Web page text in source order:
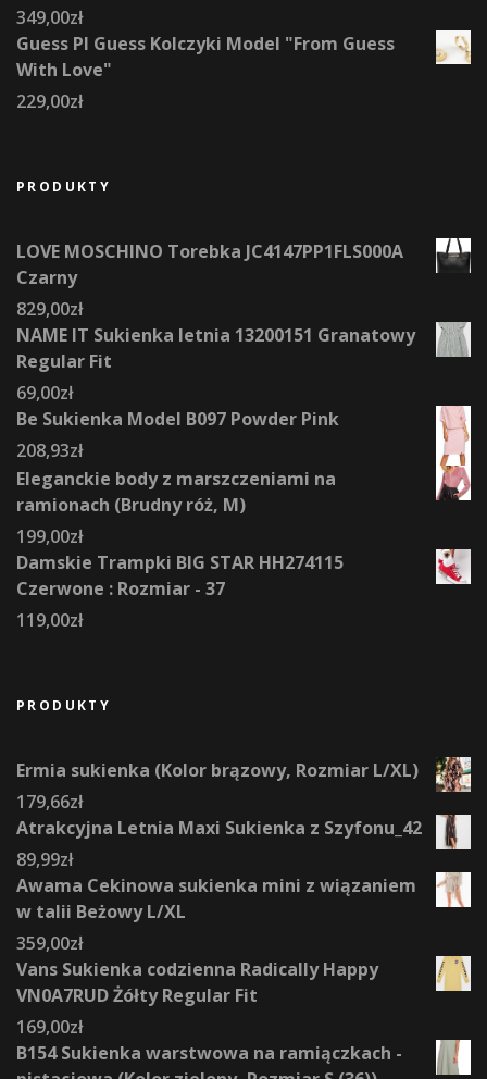
349,00zł
Guess Pl Guess Kolczyki Model "From Guess
With Love"
229,00zł
PRODUKTY
LOVE MOSCHINO Torebka JC4147PP1FLS000A
Czarny
829,00zł
NAME IT Sukienka letnia 13200151 Granatowy
Regular Fit
69,00zł
Be Sukienka Model B097 Powder Pink
208,93zł
Eleganckie body z marszczeniami na
ramionach (Brudny róż, M)
199,00zł
Damskie Trampki BIG STAR HH274115
Czerwone : Rozmiar - 37
119,00zł
PRODUKTY
Ermia sukienka (Kolor brązowy, Rozmiar L/XL)
179,66zł
Atrakcyjna Letnia Maxi Sukienka z Szyfonu_42
89,99zł
Awama Cekinowa sukienka mini z wiązaniem
w talii Beżowy L/XL
359,00zł
Vans Sukienka codzienna Radically Happy
VN0A7RUD Żółty Regular Fit
169,00zł
B154 Sukienka warstwowa na ramiączkach -